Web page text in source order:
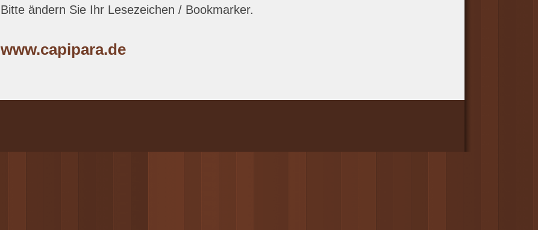
Bitte ändern Sie Ihr Lesezeichen / Bookmarker.
www.capipara.de